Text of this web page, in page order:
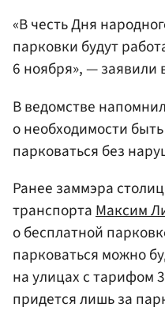
«В честь Дня
парковки будут
6 ноября», — заявили
В ведомстве
о необходимости
парковаться без
Ранее заммэра
транспортаМаксим
о бесплатной
парковаться можно
на улицах с тарифом
придется лишь за